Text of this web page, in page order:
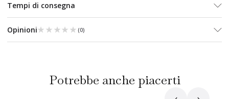
Tempi di consegna
Opinioni★★★★★
★★★★★ (0)
Potrebbe anche piacerti